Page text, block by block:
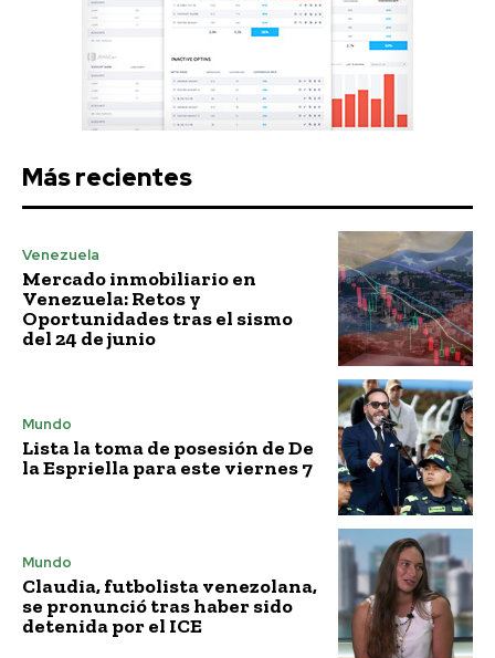
Más recientes
Venezuela
Mercado inmobiliario en
Venezuela: Retos y
Oportunidades tras el sismo
del 24 de junio
Mundo
Lista la toma de posesión de De
la Espriella para este viernes 7
Mundo
Claudia, futbolista venezolana,
se pronunció tras haber sido
detenida por el ICE